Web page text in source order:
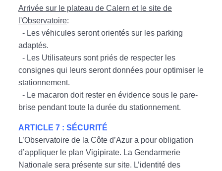
Arrivée sur le plateau de Calern et le site de
l'Observatoire:
- Les véhicules seront orientés sur les parking
adaptés.
- Les Utilisateurs sont priés de respecter les
consignes qui leurs seront données pour optimiser le
stationnement.
- Le macaron doit rester en évidence sous le pare-
brise pendant toute la durée du stationnement.
ARTICLE 7 : SÉCURITÉ
L’Observatoire de la Côte d’Azur a pour obligation
d’appliquer le plan Vigipirate. La Gendarmerie
Nationale sera présente sur site. L’identité des